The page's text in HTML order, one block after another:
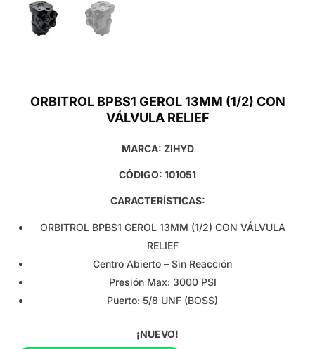
ORBITROL BPBS1 GEROL 13MM (1/2) CON
VÁLVULA RELIEF
MARCA: ZIHYD
CÓDIGO: 101051
CARACTERÍSTICAS:
ORBITROL BPBS1 GEROL 13MM (1/2) CON VÁLVULA
RELIEF
Centro Abierto – Sin Reacción
Presión Max: 3000 PSI
Puerto: 5/8 UNF (BOSS)
¡NUEVO!